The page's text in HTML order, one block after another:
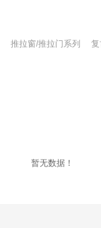
推拉窗/推拉门系列
暂无数据！